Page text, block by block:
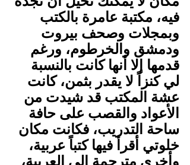
فيه، مكتبة عامرة بالكتب
وبمجلات وصحف بيروت
ودمشق والخرطوم، ورغم
قدمها إلا أنها كانت بالنسبة
لي كنزاً لا يقدر بثمن، كانت
عشة المكتب قد شيدت من
الأعواد والقصب على حافة
ساحة التدريب، فكانت مكان
خلوتي أقرأ فيها كتباً عربية،
وأخرى مترجمة إلى العربية،